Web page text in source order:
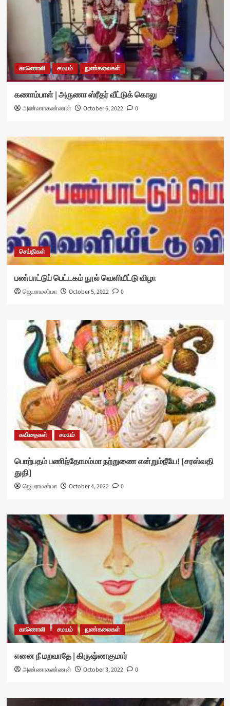
காணொலி சமயம் நுண்கலைகள்
கணாம்பாள் | அருணா ஸ்ரீதர் வீட்டுக் கொலு
அண்ணாகண்ணன் October 6, 2022 0
செய்திகள்
பண்பாட்டுப் பெட்டகம் நூல் வெளியீட்டு விழா
ஜெயராமசர்மா October 5, 2022 0
கவிதைகள் சமயம்
பொற்பதம் பணிந்தோமம்மா நற்றுணை என்றும்நீயே! [சரஸ்வதி
துதி]
ஜெயராமசர்மா October 4, 2022 0
காணொலி சமயம் நுண்கலைகள்
எனை நீ மறவாதே | கிருஷ்ணகுமார்
அண்ணாகண்ணன் October 3, 2022 0